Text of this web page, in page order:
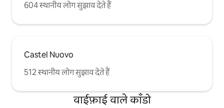
604 स्थानीय लोग सुझाव देते हैं
Castel Nuovo
512 स्थानीय लोग सुझाव देते हैं
वाईफ़ाई वाले काँडो